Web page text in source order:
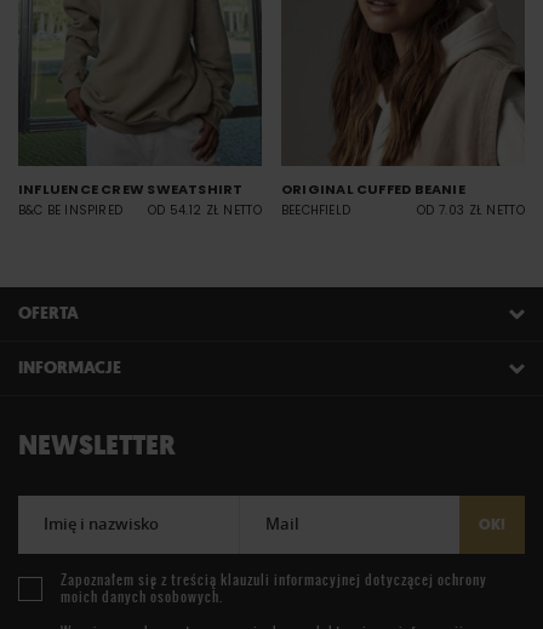
INFLUENCE CREW SWEATSHIRT
B&C BE INSPIRED OD 54.12 ZŁ NETTO
ORIGINAL CUFFED BEANIE
BEECHFIELD OD 7.03 ZŁ NETTO
OFERTA
INFORMACJE
NEWSLETTER
Imię i nazwisko Mail OK!
Zapoznałem się z treścią klauzuli informacyjnej dotyczącej ochrony
moich danych osobowych.